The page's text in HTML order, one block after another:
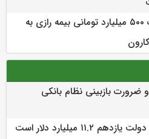
پرداخت خسارت ۵۰۰ میلیارد تومانی بیمه رازی به
ضرورت بازبینی نظام بانکی
۱۱.۲ میلیارد دلار است